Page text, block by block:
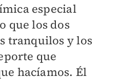
especial
que los dos
tranquilos y los
que
hacíamos. Él